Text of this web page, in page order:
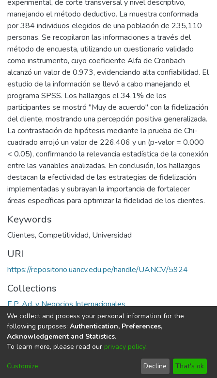
experimental, de corte transversal y nivel descriptivo,
manejando el método deductivo. La muestra conformada
por 384 individuos elegidos de una población de 235,110
personas. Se recopilaron las informaciones a través del
método de encuesta, utilizando un cuestionario validado
como instrumento, cuyo coeficiente Alfa de Cronbach
alcanzó un valor de 0.973, evidenciando alta confiabilidad. El
estudio de la información se llevó a cabo manejando el
programa SPSS. Los hallazgos el 34.1% de los
participantes se mostró "Muy de acuerdo" con la fidelización
del cliente, mostrando una percepción positiva generalizada.
La contrastación de hipótesis mediante la prueba de Chi-
cuadrado arrojó un valor de 226.406 y un (p-valor = 0.000
< 0.05), confirmando la relevancia estadística de la conexión
entre las variables analizadas. En conclusión, los hallazgos
destacan la efectividad de las estrategias de fidelización
implementadas y subrayan la importancia de fortalecer
áreas específicas para optimizar la fidelidad de los clientes.
Keywords
Clientes, Competitividad, Universidad
URI
https://repositorio.uancv.edu.pe/handle/UANCV/5924
Collections
E.P. Ad. y Negocios Internacionales
Full item page
DSpace softwarecopyright © 2002-2026
Cookie
End User
Agreement
Send
Feedback
We collect and process your personal information for the
following purposes: Authentication, Preferences,
Acknowledgement and Statistics.
To learn more, please read our privacy policy.
Customize Decline That's ok